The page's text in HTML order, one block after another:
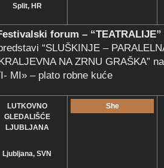
Split, HR
forum – “TEATRALIJE”
“SLUŠKINJE –
NA ZRNU GRAŠKA”
MI» – plato robne kuće
LUTKOVNO
GLEDALIŠĆE
LJUBLJANA
Ljubljana, SVN
She